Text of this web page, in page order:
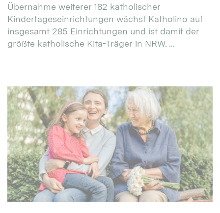
Übernahme weiterer 182 katholischer
Kindertageseinrichtungen wächst Katholino auf
insgesamt 285 Einrichtungen und ist damit der
größte katholische Kita-Träger in NRW. ...